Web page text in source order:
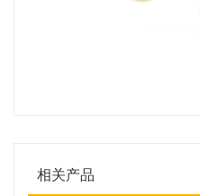
相关产品